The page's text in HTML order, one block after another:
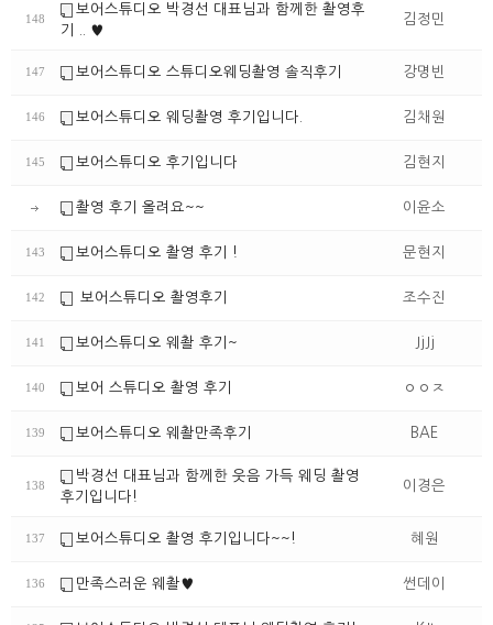
148
보어스튜디오 박경선 대표님과 함께한 촬영후
기 .. ♥
김정민
147 보어스튜디오 스튜디오웨딩촬영 솔직후기 강명빈
146 보어스튜디오 웨딩촬영 후기입니다. 김채원
145 보어스튜디오 후기입니다 김현지
촬영 후기 올려요~~ 이윤소
143 보어스튜디오 촬영 후기 ! 문현지
142 보어스튜디오 촬영후기 조수진
141 보어스튜디오 웨촬 후기~ JjJj
140 보어 스튜디오 촬영 후기 ㅇㅇㅈ
139 보어스튜디오 웨촬만족후기 BAE
138
박경선 대표님과 함께한 웃음 가득 웨딩 촬영
후기입니다!
이경은
137 보어스튜디오 촬영 후기입니다~~! 혜원
136 만족스러운 웨촬♥️ 썬데이